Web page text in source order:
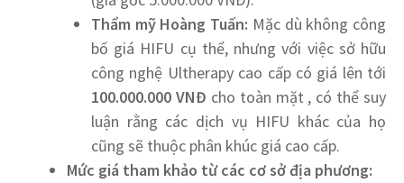
Thẩm mỹ Hoàng Tuấn: Mặc dù không công
bố giá HIFU cụ thể, nhưng với việc sở hữu
công nghệ Ultherapy cao cấp có giá lên tới
100.000.000 VNĐ cho toàn mặt , có thể suy
luận rằng các dịch vụ HIFU khác của họ
cũng sẽ thuộc phân khúc giá cao cấp.
Mức giá tham khảo từ các cơ sở địa phương: